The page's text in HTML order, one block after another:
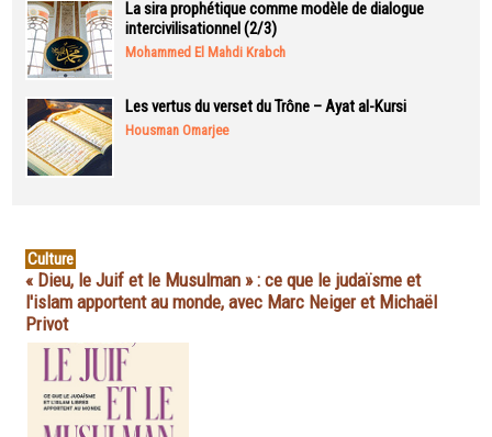
La sira prophétique comme modèle de dialogue
intercivilisationnel (2/3)
Mohammed El Mahdi Krabch
Les vertus du verset du Trône – Ayat al-Kursi
Housman Omarjee
Culture
« Dieu, le Juif et le Musulman » : ce que le judaïsme et
l'islam apportent au monde, avec Marc Neiger et Michaël
Privot